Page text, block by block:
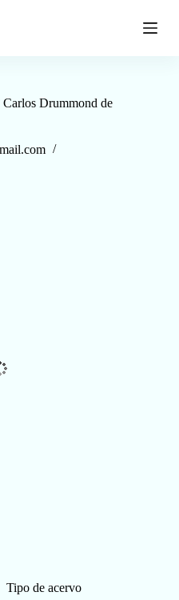
Drummond de
Tipo de acervo